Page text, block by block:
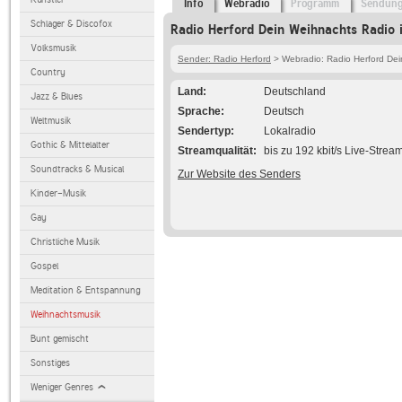
Schlager & Discofox
Volksmusik
Country
Jazz & Blues
Weltmusik
Gothic & Mittelalter
Soundtracks & Musical
Kinder-Musik
Gay
Christliche Musik
Gospel
Meditation & Entspannung
Weihnachtsmusik
Bunt gemischt
Sonstiges
Weniger Genres
Info Webradio Programm
Radio Herford Dein Weihnachts Radio
Sender: Radio Herford > Webradio: Radio Herford
Land
Deutschland
Sprache
Deutsch
Sendertyp
Lokalradio
Streamqualität
bis zu 192 kbit/s Live-
Zur Website des Senders